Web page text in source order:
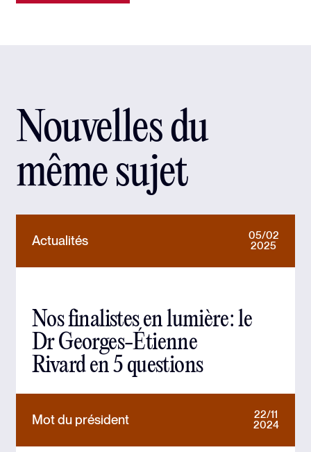
Nouvelles du
même sujet
Actualités
05/02
2025
Nos finalistes en lumière : le
Dr Georges-Étienne
Rivard en 5 questions
Mot du président
22/11
2024